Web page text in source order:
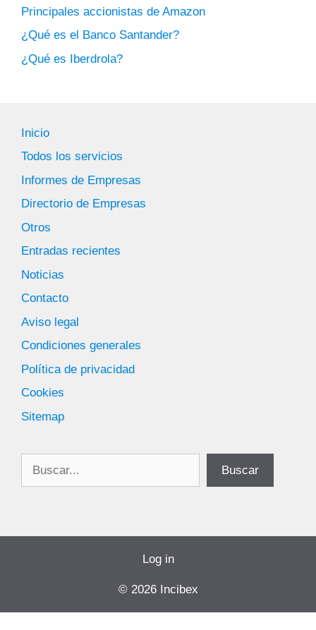
Principales accionistas de Amazon
¿Qué es el Banco Santander?
¿Qué es Iberdrola?
Inicio
Todos los servicios
Informes de Empresas
Directorio de Empresas
Otros
Entradas recientes
Noticias
Contacto
Aviso legal
Condiciones generales
Política de privacidad
Cookies
Sitemap
Buscar
Log in
© 2026 Incibex